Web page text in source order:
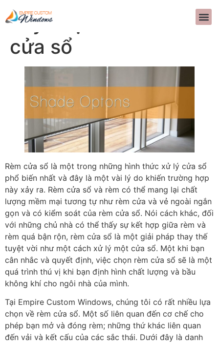
Tùy chọn với rèm
cửa sổ
Rèm cửa sổ là một trong những hình thức xử lý cửa sổ
phổ biến nhất và đây là một vài lý do khiến trường hợp
này xảy ra. Rèm cửa sổ và rèm có thể mang lại chất
lượng mềm mại tương tự như rèm cửa và vẻ ngoài ngắn
gọn và có kiểm soát của rèm cửa sổ. Nói cách khác, đối
với những chủ nhà có thể thấy sự kết hợp giữa rèm và
rèm quá bận rộn, rèm cửa sổ là một giải pháp thay thế
tuyệt vời như một cách xử lý một cửa sổ. Một khi bạn
cân nhắc và quyết định, việc chọn rèm cửa sổ sẽ là một
quá trình thú vị khi bạn định hình chất lượng và bầu
không khí cho ngôi nhà của mình.
Tại Empire Custom Windows, chúng tôi có rất nhiều lựa
chọn về rèm cửa sổ. Một số liên quan đến cơ chế cho
phép bạn mở và đóng rèm; những thứ khác liên quan
đến vải và kết cấu của các sắc thái. Dưới đây là danh